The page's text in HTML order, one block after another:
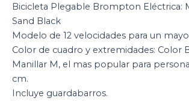
Bicicleta Plegable Brompton Eléctrica:
Sand Black
Modelo de 12 velocidades para un
Color de cuadro y extremidades: Color
Manillar M, el mas popular para
cm.
Incluye guardabarros.